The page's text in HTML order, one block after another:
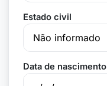
Estado civil
Data de nascimento